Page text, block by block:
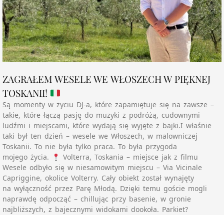
ZAGRAŁEM WESELE WE WŁOSZECH W PIĘKNEJ
TOSKANII!
Są momenty w życiu DJ-a, które zapamiętuje się na zawsze –
takie, które łączą pasję do muzyki z podróżą, cudownymi
ludźmi i miejscami, które wydają się wyjęte z bajki.I właśnie
taki był ten dzień – wesele we Włoszech, w malowniczej
Toskanii. To nie była tylko praca. To była przygoda
mojego życia.
Volterra, Toskania – miejsce jak z filmu
Wesele odbyło się w niesamowitym miejscu – Via Vicinale
Capriggine, okolice Volterry. Cały obiekt został wynajęty
na wyłączność przez Parę Młodą. Dzięki temu goście mogli
naprawdę odpocząć – chillując przy basenie, w gronie
najbliższych, z bajecznymi widokami dookoła. Parkiet?